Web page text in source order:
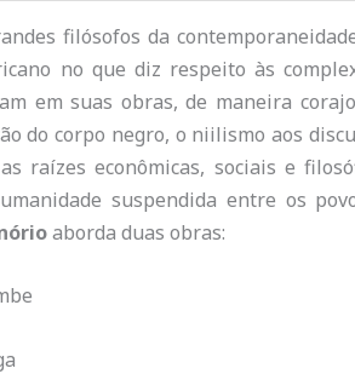
filósofos da
no que diz respeito às
em suas obras, de maneira
do corpo negro, o niilismo aos
raízes econômicas, sociais e
suspendida entre os
aborda duas obras: